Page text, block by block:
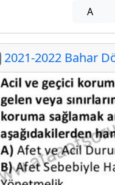
A
2021-2022 Bahar